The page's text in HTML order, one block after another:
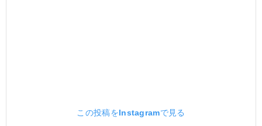
この投稿をInstagramで見る